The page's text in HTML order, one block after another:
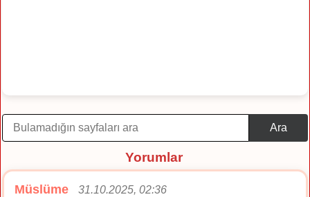
Ara
Yorumlar
Müslüme 31.10.2025, 02:36